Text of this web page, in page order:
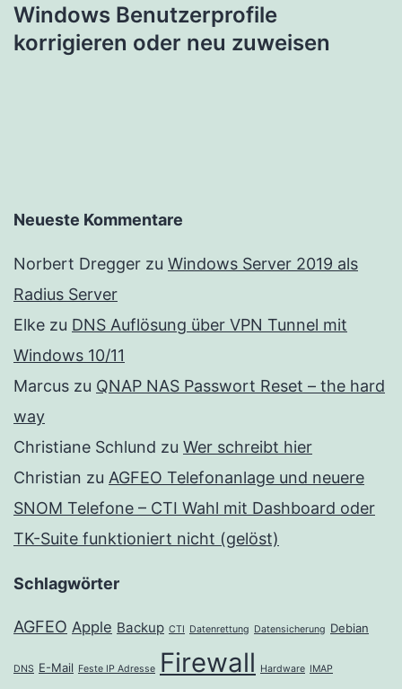
Windows Benutzerprofile
korrigieren oder neu zuweisen
Neueste Kommentare
Norbert Dregger zu Windows Server 2019 als
Radius Server
Elke zu DNS Auflösung über VPN Tunnel mit
Windows 10/11
Marcus zu QNAP NAS Passwort Reset – the hard
way
Christiane Schlund zu Wer schreibt hier
Christian zu AGFEO Telefonanlage und neuere
SNOM Telefone – CTI Wahl mit Dashboard oder
TK-Suite funktioniert nicht (gelöst)
Schlagwörter
AGFEO Apple Backup CTI Datenrettung Datensicherung Debian
DNS E-Mail Feste IP Adresse Firewall Hardware IMAP